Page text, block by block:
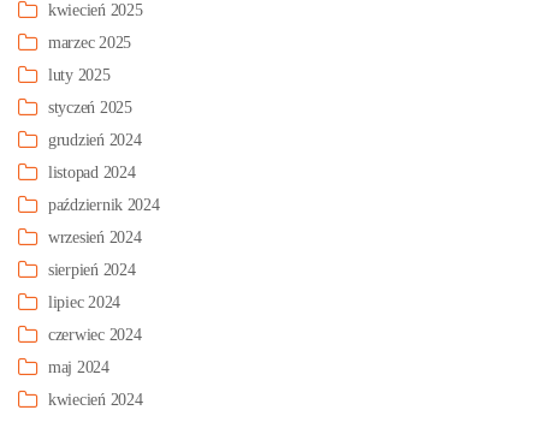
kwiecień 2025
marzec 2025
luty 2025
styczeń 2025
grudzień 2024
listopad 2024
październik 2024
wrzesień 2024
sierpień 2024
lipiec 2024
czerwiec 2024
maj 2024
kwiecień 2024